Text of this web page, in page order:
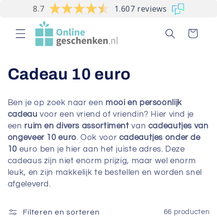
naar de
content
8.7 1.607 reviews
Winkelwagen
C
l
l
e
c
Cadeau 10 euro
Ben je op zoek naar een mooi en persoonlijk
cadeau voor een vriend of vriendin? Hier vind je
een ruim en divers assortiment van cadeautjes van
ongeveer 10 euro. Ook voor cadeautjes onder de
10 euro ben je hier aan het juiste adres. Deze
cadeaus zijn niet enorm prijzig, maar wel enorm
leuk, en zijn makkelijk te bestellen en worden snel
afgeleverd.
Filteren en sorteren 66 producten